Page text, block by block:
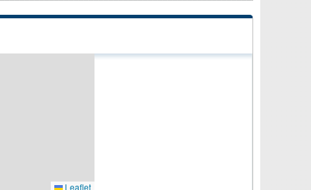
Leaflet